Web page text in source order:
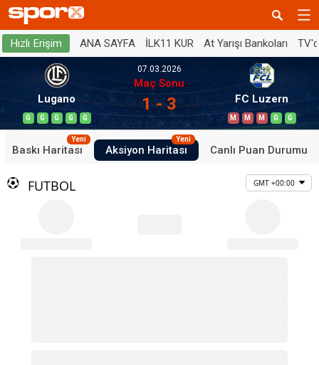
Hızlı Erişim ANA SAYFA İLK11 KUR At Yarışı Bankoları
Lugano
G G G G G
07.03.2026
Maç Sonu
1 - 3 FC Luzern
M M M G G
Baskı Haritası
Yeni
Aksiyon Haritası
Yeni
Canlı Puan Durumu
FUTBOL GMT +00:00